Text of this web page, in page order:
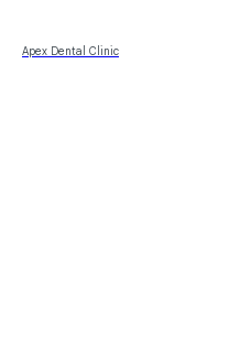
Apex Dental Clinic